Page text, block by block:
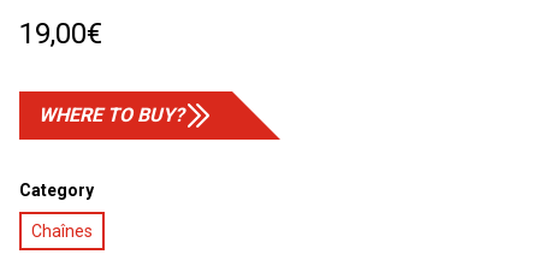
19,00€
WHERE TO BUY?
Category
Chaînes